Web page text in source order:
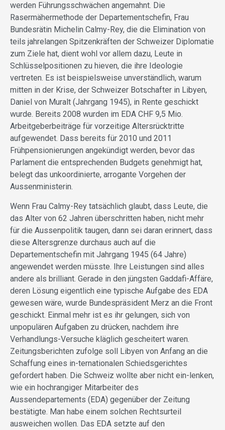
werden Führungsschwächen angemahnt. Die
Rasermähermethode der Departementschefin, Frau
Bundesrätin Michelin Calmy-Rey, die die Elimination von
teils jahrelangen Spitzenkräften der Schweizer Diplomatie
zum Ziele hat, dient wohl vor allem dazu, Leute in
Schlüsselpositionen zu hieven, die ihre Ideologie
vertreten. Es ist beispielsweise unverständlich, warum
mitten in der Krise, der Schweizer Botschafter in Libyen,
Daniel von Muralt (Jahrgang 1945), in Rente geschickt
wurde. Bereits 2008 wurden im EDA CHF 9,5 Mio.
Arbeitgeberbeiträge für vorzeitige Altersrücktritte
aufgewendet. Dass bereits für 2010 und 2011
Frühpensionierungen angekündigt werden, bevor das
Parlament die entsprechenden Budgets genehmigt hat,
belegt das unkoordinierte, arrogante Vorgehen der
Aussenministerin.
Wenn Frau Calmy-Rey tatsächlich glaubt, dass Leute, die
das Alter von 62 Jahren überschritten haben, nicht mehr
für die Aussenpolitik taugen, dann sei daran erinnert, dass
diese Altersgrenze durchaus auch auf die
Departementschefin mit Jahrgang 1945 (64 Jahre)
angewendet werden müsste. Ihre Leistungen sind alles
andere als brilliant. Gerade in den jüngsten Gaddafi-Affäre,
deren Lösung eigentlich eine typische Aufgabe des EDA
gewesen wäre, wurde Bundespräsident Merz an die Front
geschickt. Einmal mehr ist es ihr gelungen, sich von
unpopulären Aufgaben zu drücken, nachdem ihre
Verhandlungs-Versuche kläglich gescheitert waren.
Zeitungsberichten zufolge soll Libyen von Anfang an die
Schaffung eines in-ternationalen Schiedsgerichtes
gefordert haben. Die Schweiz wollte aber nicht ein-lenken,
wie ein hochrangiger Mitarbeiter des
Aussendepartements (EDA) gegenüber der Zeitung
bestätigte. Man habe einem solchen Rechtsurteil
ausweichen wollen. Das EDA setzte auf den